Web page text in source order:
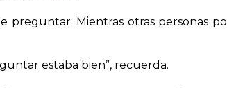
preguntar. Mientras otras personas
estaba bien”, recuerda.